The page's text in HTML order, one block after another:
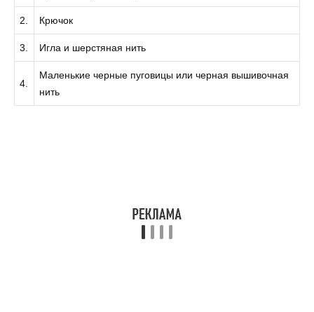
2. Крючок
3. Игла и шерстяная нить
4.
Маленькие черные пуговицы или черная вышивочная
нить